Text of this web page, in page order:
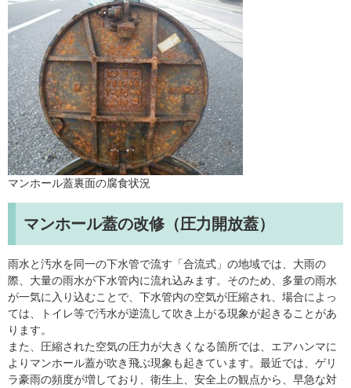
マンホール蓋裏面の腐食状況
マンホール蓋の改修（圧力開放蓋）
雨水と汚水を同一の下水管で流す「合流式」の地域では、大雨の
際、大量の雨水が下水管内に流れ込みます。そのため、多量の雨水
が一気に入り込むことで、下水管内の空気が圧縮され、場合によっ
ては、トイレ等で汚水が逆流して吹き上がる現象が起きることがあ
ります。
また、圧縮された空気の圧力が大きくなる箇所では、エアハンマに
よりマンホール蓋が吹き飛ぶ現象も起きています。最近では、ゲリ
ラ豪雨の頻度が増しており、衛生上、安全上の観点から、早急な対